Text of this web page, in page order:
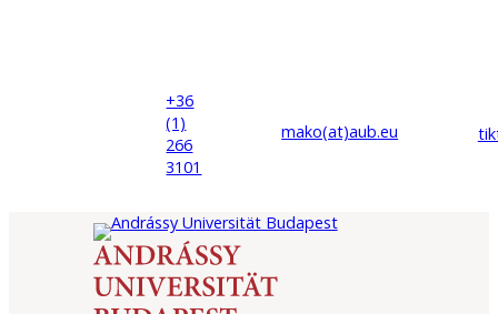
+36
(1)
266
3101
mako(at)aub.eu